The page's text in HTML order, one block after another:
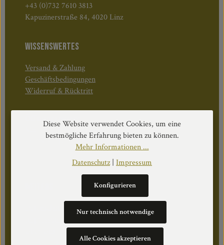
+43 (0)732 7610 3813
Kapuzinerstraße 84, 4020 Linz
WISSENSWERTES
Versand & Zahlung
Geschäftsbedingungen
Widerruf & Rücktritt
Öffnungszeiten:
Mo–Do: 08:30–17:00 Uhr
Fr: 08:30–12:30 Uhr
Cookie Einstellungen
Diese Website verwendet Cookies, um eine
bestmögliche Erfahrung bieten zu können.
Mehr Informationen ...
Datenschutz| Impressum
Nur technisch notwendige
Konfigurieren
Alle Cookies akzeptieren